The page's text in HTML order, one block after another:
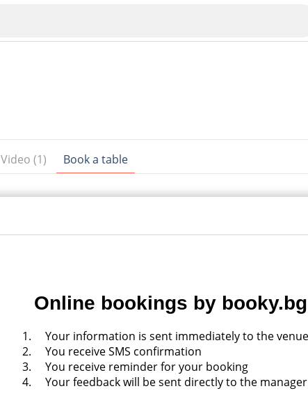
Plovdiv
Video (1) Book a table
Online bookings by booky.bg
Your information is sent immediately to the
You receive SMS confirmation
You receive reminder for your booking
Your feedback will be sent directly to the manager